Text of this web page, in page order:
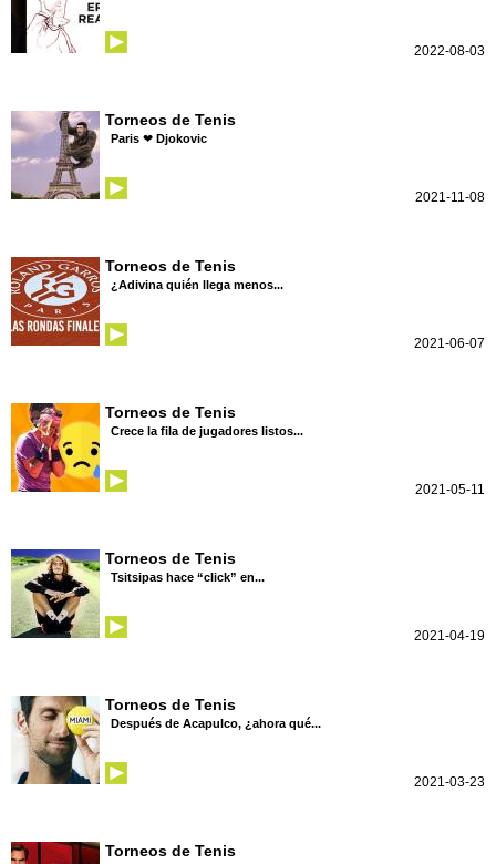
2022-08-03
Torneos de Tenis
Paris ❤ Djokovic
2021-11-08
Torneos de Tenis
¿Adivina quién llega menos...
2021-06-07
Torneos de Tenis
Crece la fila de jugadores listos...
2021-05-11
Torneos de Tenis
Tsitsipas hace “click” en...
2021-04-19
Torneos de Tenis
Después de Acapulco, ¿ahora qué...
2021-03-23
Torneos de Tenis